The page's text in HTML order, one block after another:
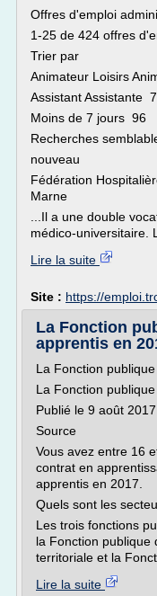
Offres d'emploi
1-25 de 424 offres
Trier par
Animateur Loisirs
Assistant Assistante 7
Moins de 7 jours 96
Recherches
nouveau
Fédération
Marne
...Il a une double
médico-universitaire.
Lire la suite
Site : https://
La Fonction
apprentis en
La Fonction
La Fonction
Publié le 9 août 2017
Source
Vous avez entre 16
contrat en
apprentis en 2017.
Quels sont les
Les trois fonctions
la Fonction publique
territoriale et la
Lire la suite